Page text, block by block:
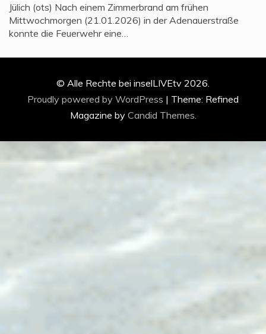
Jülich (ots) Nach einem Zimmerbrand am frühen
Mittwochmorgen (21.01.2026) in der Adenauerstraße
konnte die Feuerwehr eine…
© Alle Rechte bei inselLIVEtv 2026.
Proudly powered by WordPress | Theme: Refined
Magazine by Candid Themes